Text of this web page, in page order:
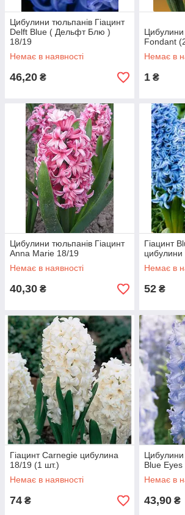
Цибулини тюльпанів Гіацинт
Delft Blue ( Дельфт Блю )
18/19
Немає в наявності
46,20 ₴
Цибулини
Fondant
Немає в
1 ₴
Цибулини тюльпанів Гіацинт
Anna Marie 18/19
Немає в наявності
40,30 ₴
Гіацинт
цибулини
Немає в
52 ₴
Гіацинт Carnegie цибулина
18/19 (1 шт.)
Немає в наявності
74 ₴
Цибулини
Blue Eyes
Немає в
43,90 ₴